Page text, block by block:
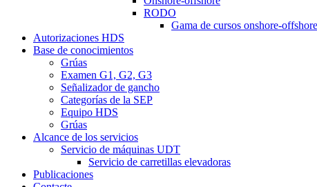
RODO
Gama de cursos onshore-
Autorizaciones HDS
Base de conocimientos
Grúas
Examen G1, G2, G3
Señalizador de gancho
Categorías de la SEP
Equipo HDS
Grúas
Alcance de los servicios
Servicio de máquinas UDT
Servicio de carretillas elevadoras
Publicaciones